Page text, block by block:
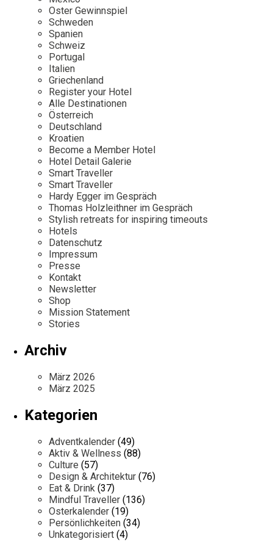
Mexico
Niederlande
Österreich
Portugal
Schweden
Spanien
Schweiz
Persönlichkeiten
Our Story
Career
Kontakt
Impressum
Oster Gewinnspiel
Schweden
Spanien
Schweiz
Portugal
Italien
Griechenland
Register your Hotel
Alle Destinationen
Österreich
Deutschland
Kroatien
Become a Member Hotel
Hotel Detail Galerie
Smart Traveller
Smart Traveller
Hardy Egger im Gespräch
Thomas Holzleithner im Gespräch
Stylish retreats for inspiring timeouts
Hotels
Datenschutz
Impressum
Presse
Kontakt
Newsletter
Shop
Mission Statement
Stories
Archiv
März 2026
März 2025
Kategorien
Adventkalender (49)
Aktiv & Wellness (88)
Culture (57)
Design & Architektur (76)
Eat & Drink (37)
Mindful Traveller (136)
Osterkalender (19)
Persönlichkeiten (34)
Unkategorisiert (4)